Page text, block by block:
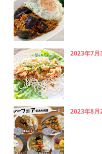
2023年7月
2023年8月